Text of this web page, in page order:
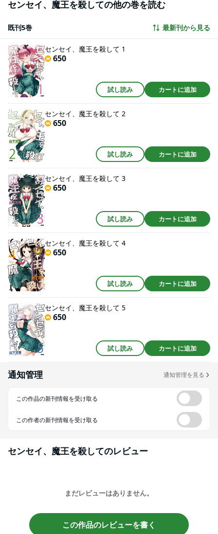
センセイ、魔王を殺しての他の巻を読む
既刊5巻 最新刊から見る
センセイ、魔王を殺して 1
650
試し読み カートに追加
センセイ、魔王を殺して 2
650
試し読み カートに追加
センセイ、魔王を殺して 3
650
試し読み カートに追加
センセイ、魔王を殺して 4
650
試し読み カートに追加
センセイ、魔王を殺して 5
650
試し読み カートに追加
通知管理 通知管理を見る
この作品の新刊情報を受け取る
この作者の新刊情報を受け取る
センセイ、魔王を殺してのレビュー
まだレビューはありません。
この作品のレビューを書く